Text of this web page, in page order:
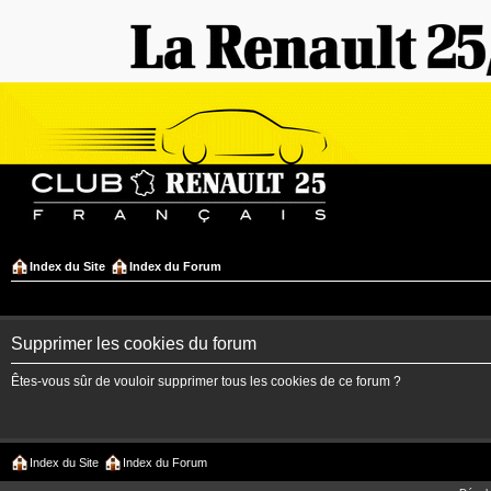
Index du Site Index du Forum
Supprimer les cookies du forum
Êtes-vous sûr de vouloir supprimer tous les cookies de ce forum ?
Index du Site Index du Forum